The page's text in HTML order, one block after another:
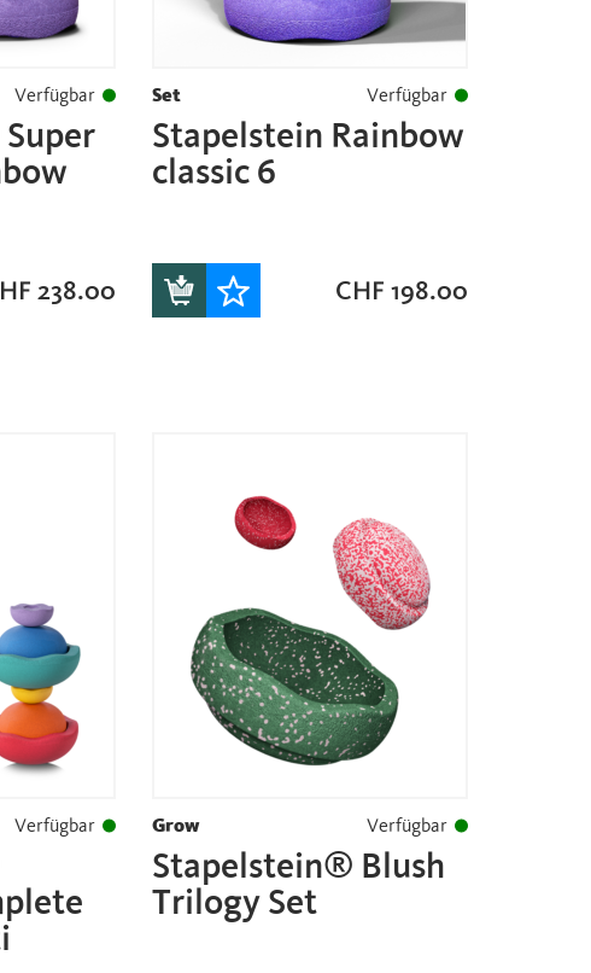
Verfügbar
238.00
Set Verfügbar
Stapelstein Rainbow
classic 6
CHF 198.00
Verfügbar Grow Verfügbar
Stapelstein® Blush
Trilogy Set